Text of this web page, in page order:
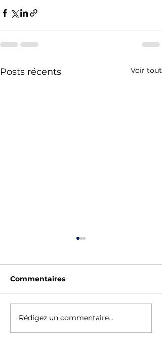
Posts récents Voir tout
SAUV'STAGE - ÉTÉ
Commentaires
Rédigez un commentaire...